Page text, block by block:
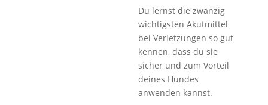
Du lernst die zwanzig
wichtigsten Akutmittel
bei Verletzungen so gut
kennen, dass du sie
sicher und zum Vorteil
deines Hundes
anwenden kannst.